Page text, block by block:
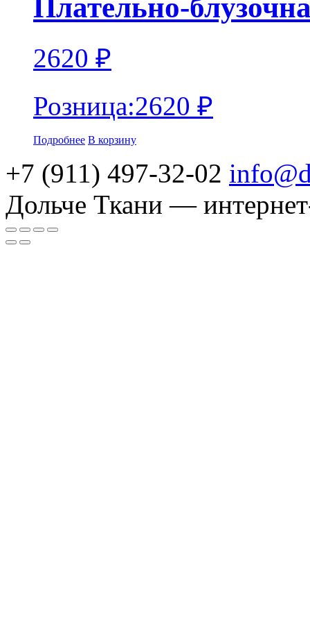
Плательно-
2620 ₽
Розница:2620 ₽
Подробнее В корзину
+7 (911) 497-32-02
Дольче Ткани —